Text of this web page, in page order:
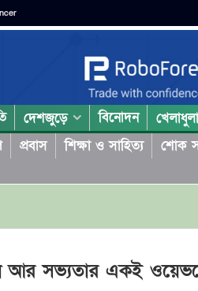
দেশজুড়ে বিনোদন
প্রবাস শিক্ষা ও সাহিত্য শোক
সভ্যতার একই